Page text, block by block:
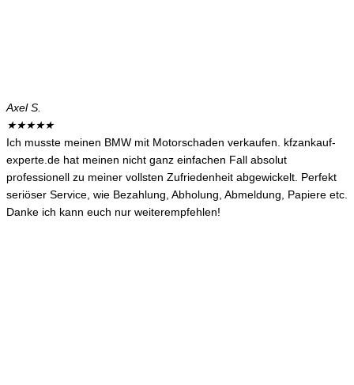
Axel S.
★★★★★
Ich musste meinen BMW mit Motorschaden verkaufen. kfzankauf-
experte.de hat meinen nicht ganz einfachen Fall absolut
professionell zu meiner vollsten Zufriedenheit abgewickelt. Perfekt
seriöser Service, wie Bezahlung, Abholung, Abmeldung, Papiere etc.
Danke ich kann euch nur weiterempfehlen!